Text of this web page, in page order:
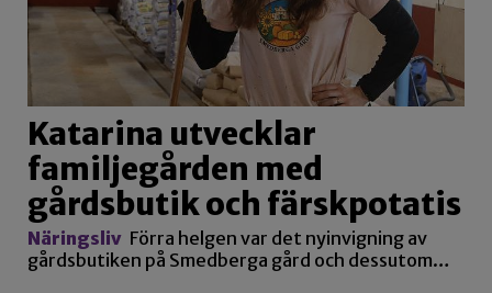
Katarina utvecklar
familjegården med
gårdsbutik och färskpotatis
Näringsliv Förra helgen var det nyinvigning av
gårdsbutiken på Smedberga gård och dessutom…